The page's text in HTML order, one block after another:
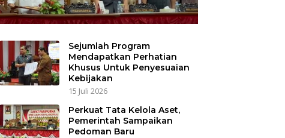
Sejumlah Program
Mendapatkan Perhatian
Khusus Untuk Penyesuaian
Kebijakan
15 Juli 2026
Perkuat Tata Kelola Aset,
Pemerintah Sampaikan
Pedoman Baru